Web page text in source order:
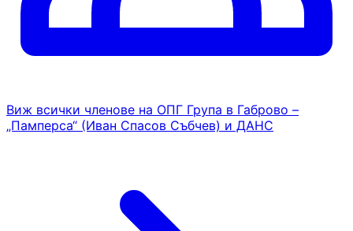
Виж всички членове на ОПГ Група в Габрово –
„Памперса“ (Иван Спасов Събчев) и ДАНС